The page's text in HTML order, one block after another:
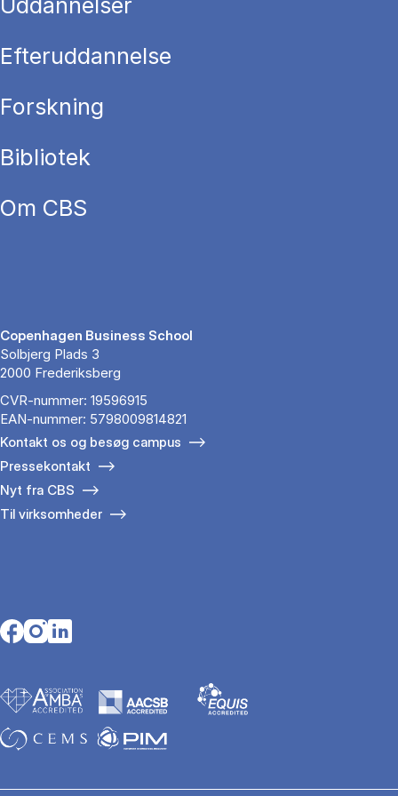
Uddannelser
Efteruddannelse
Forskning
Bibliotek
Om CBS
Copenhagen Business School
Solbjerg Plads 3
2000 Frederiksberg
CVR-nummer: 19596915
EAN-nummer: 5798009814821
Kontakt os og besøg campus
Pressekontakt
Nyt fra CBS
Til virksomheder
Opens in a new tab
Opens in a new tab
Opens in a new tab